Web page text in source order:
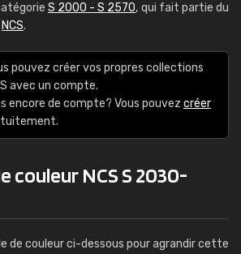
S 2000 - S 2570, qui fait partie du
NCS.
pouvez créer vos propres collections
avec un compte.
encore de compte? Vous pouvez créer
couleur NCS S 2030-
de couleur ci-dessous pour agrandir cette